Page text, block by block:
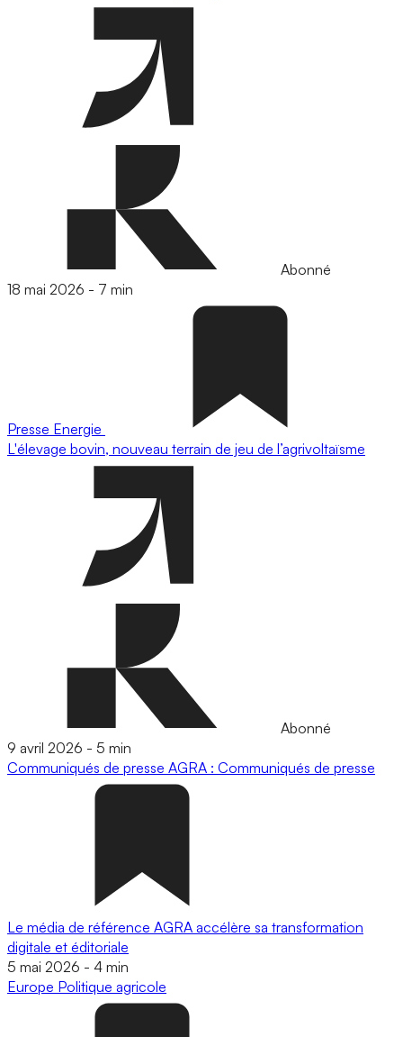
Abonné
18 mai 2026 - 7 min
Presse Energie
L'élevage bovin, nouveau terrain de jeu de l’agrivoltaïsme
Abonné
9 avril 2026 - 5 min
Communiqués de presse AGRA : Communiqués de presse
Le média de référence AGRA accélère sa transformation
digitale et éditoriale
5 mai 2026 - 4 min
Europe Politique agricole